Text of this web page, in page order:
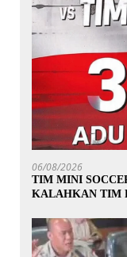
06/08/2026
TIM MINI
KALAHKAN TIM